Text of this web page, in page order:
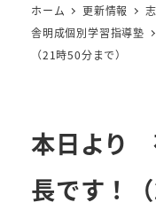
ホーム 更新情報
舎明成個別学習指導塾
（21時50分まで）
本日より
長です！